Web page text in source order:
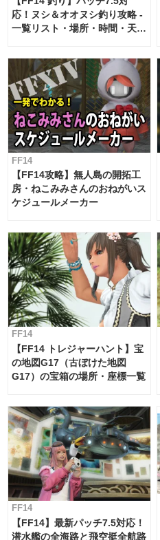
応！ヌシ＆オオヌシ釣り攻略 -
一覧リスト・場所・時間・天
FF14
【FF14攻略】無人島の開拓工
房・ねこみみさんのおねがいス
ケジュールメーカー
FF14
【FF14 トレジャーハント】宝
の地図G17（古ぼけた地図
G17）の宝箱の場所・座標一覧
FF14
【FF14】最新パッチ7.5対応！
潜水艦の全海路と飛空挺全航路